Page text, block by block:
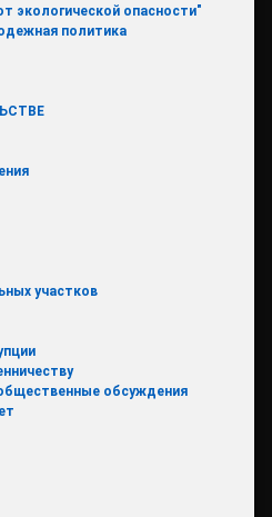
экологической опасности"
политика
участков
обсуждения